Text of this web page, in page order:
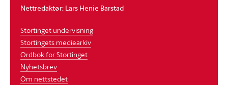
Nettredaktør: Lars Henie Barstad
Stortinget undervisning
Stortingets mediearkiv
Ordbok for Stortinget
Nyhetsbrev
Om nettstedet